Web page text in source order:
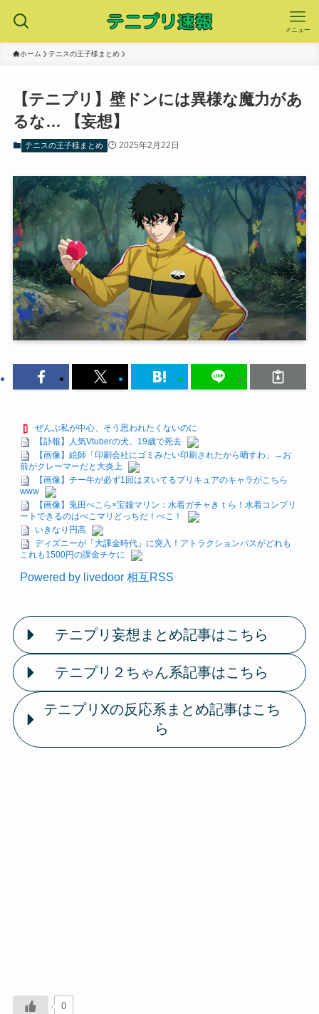
メニュー
ホーム テニスの王子様まとめ
【テニプリ】壁ドンには異様な魔力があ
るな… 【妄想】
テニスの王子様まとめ 2025年2月22日
ぜんぶ私が中心、そう思われたくないのに
【訃報】人気Vtuberの犬、19歳で死去
【画像】絵師「印刷会社にゴミみたい印刷されたから晒すわ」→お
前がクレーマーだと大炎上
【画像】チー牛が必ず1回はヌいてるプリキュアのキャラがこちら
www
【画像】兎田ぺこら×宝鐘マリン：水着ガチャきｔら！水着コンプリ
ートできるのはぺこマリどっちだ！ぺこ！
いきなり円高
ディズニーが「大課金時代」に突入！アトラクションパスがどれも
これも1500円の課金チケに
Powered by livedoor 相互RSS
テニプリ妄想まとめ記事はこちら
テニプリ２ちゃん系記事はこちら
テニプリXの反応系まとめ記事はこち
ら
0